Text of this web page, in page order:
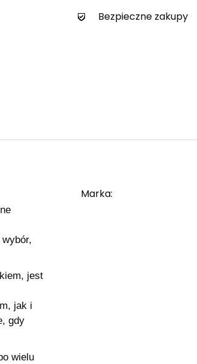
Bezpieczne zakupy
jest
jak i
gdy
wielu
Marka